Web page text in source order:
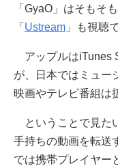
「GyaO」はそもそ
「 Ustream 」も視聴
アップルはiTunes
が、日本ではミュー
映画やテレビ番組は
ということで見た
手持ちの動画を転送
では携帯プレイヤー